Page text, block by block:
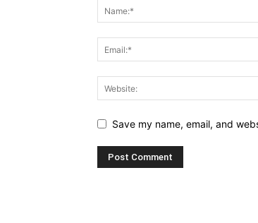
Save my name, email, and